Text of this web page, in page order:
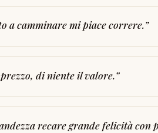
a camminare mi piace correre.”
di niente il valore.”
recare grande felicità con